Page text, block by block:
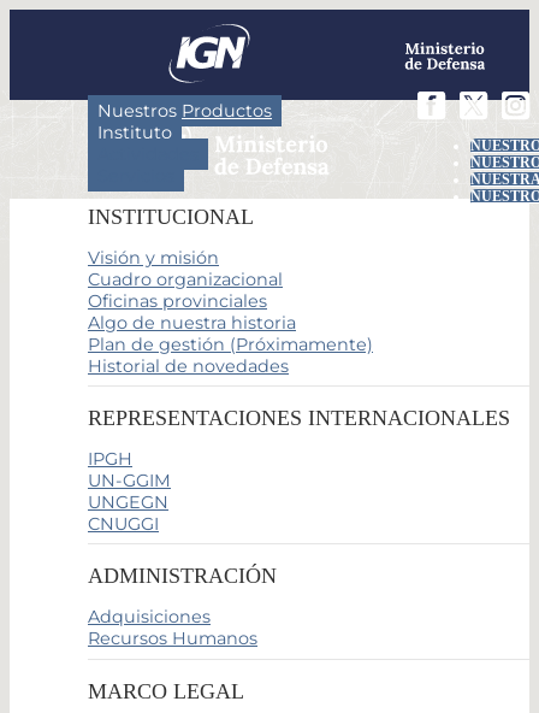
Nuestros Productos
Instituto
INSTITUCIONAL
Visión y misión
Cuadro organizacional
Oficinas provinciales
Algo de nuestra historia
Plan de gestión (Próximamente)
Historial de novedades
REPRESENTACIONES INTERNACIONALES
IPGH
UN-GGIM
UNGEGN
CNUGGI
ADMINISTRACIÓN
Adquisiciones
Recursos Humanos
MARCO LEGAL